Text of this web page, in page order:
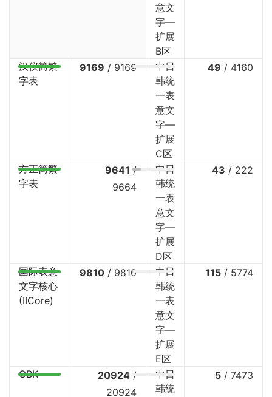
意文
字—
扩展
B区
汉仪简繁
字表
9169 / 9169
中日
韩统
一表
意文
字—
扩展
C区
49 / 4160
方正简繁
字表
9641 /
9664
中日
韩统
一表
意文
字—
扩展
D区
43 / 222
国际表意
文字核心
(IICore)
9810 / 9810
中日
韩统
一表
意文
字—
扩展
E区
115 / 5774
GBK 20924 /
20924
中日
韩统
5 / 7473